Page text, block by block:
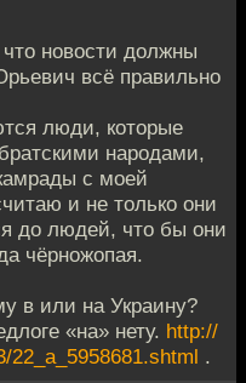
новости должны
всё правильно
люди, которые
народами,
с моей
и не только они
до людей, что бы они
чёрножопая.
в или на Украину?
«на» нету. http://
22_a_5958681.shtml .